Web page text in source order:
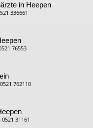
in Heepen
336661
76553
762110
0521 31161